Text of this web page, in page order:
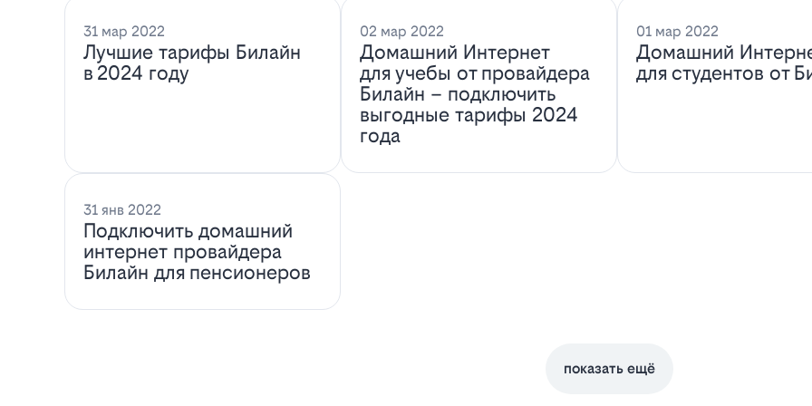
31 мар 2022
Лучшие тарифы Билайн
в 2024 году
02 мар 2022
Домашний Интернет
для учебы от провайдера
Билайн – подключить
выгодные тарифы 2024
года
01 мар 2022
Домашний
для студентов от
31 янв 2022
Подключить домашний
интернет провайдера
Билайн для пенсионеров
показать ещё